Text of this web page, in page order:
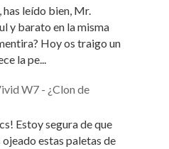
has leído bien, Mr.
y barato en la misma
Hoy os traigo un
la pe...
W7 - ¿Clon de
Estoy segura de que
ojeado estas paletas de